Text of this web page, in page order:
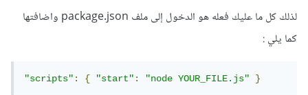
لذلك كل ما عليك فعله هو الدخول إلى ملف package.json واضافتها
كما يلي :
"scripts": { "start": "node YOUR_FILE.js" }